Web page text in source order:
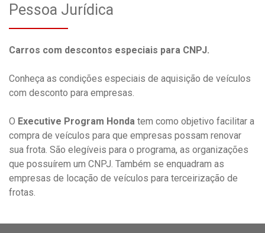
Pessoa Jurídica
Carros com descontos especiais para CNPJ.
Conheça as condições especiais de aquisição de veículos
com desconto para empresas.
O Executive Program Honda tem como objetivo facilitar a
compra de veículos para que empresas possam renovar
sua frota. São elegíveis para o programa, as organizações
que possuírem um CNPJ. Também se enquadram as
empresas de locação de veículos para terceirização de
frotas.